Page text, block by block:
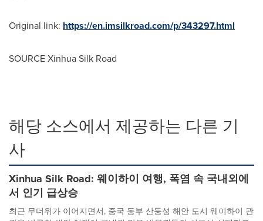
Original link: https://en.imsilkroad.com/p/343297.html
SOURCE Xinhua Silk Road
해당 소스에서 제공하는 다른 기
사
Xinhua Silk Road: 웨이하이 여행, 폭염 속 국내외에
서 인기 급상승
최근 무더위가 이어지면서, 중국 동부 산둥성 해안 도시 웨이하이 관